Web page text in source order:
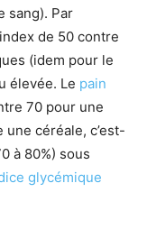
sang). Par
de 50 contre
(idem pour le
élevée. Le pain
70 pour une
une céréale, c’est-
à 80%) sous
glycémique